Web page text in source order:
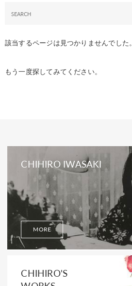
該当するページは見つかりませんでした。
もう一度探してみてください。
CHIHIRO IWASAKI
MORE
CHIHIRO'S